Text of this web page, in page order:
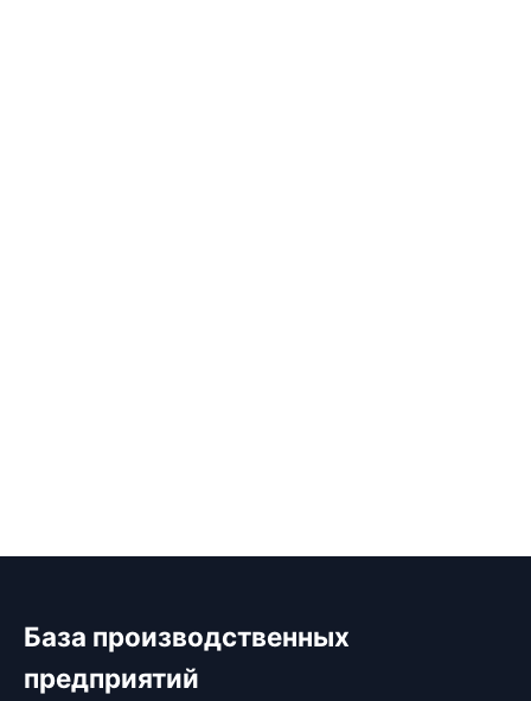
База производственных
предприятий